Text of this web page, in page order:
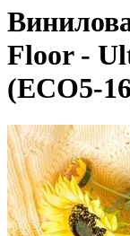
Floor -
(ЕСО5-